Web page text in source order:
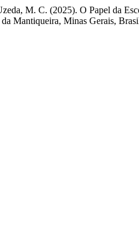
M. C. (2025). O Papel da
Mantiqueira, Minas Gerais,